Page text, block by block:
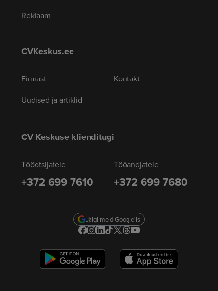
Reklaam
CVKeskus.ee
Firmast
Uudised ja artiklid
Kontakt
CV Keskuse klienditugi
Tööotsijatele
+372 699 7610
Tööandjatele
+372 699 7680
Jälgi meid Google'is